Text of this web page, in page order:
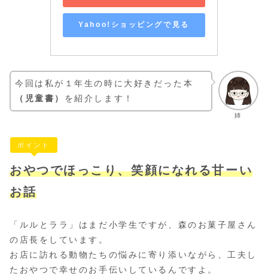
Yahoo!ショッピングで見る
姉
今回は私が１年生の時に大好きだった本
（児童書） を紹介します！
ポイント
おやつでほっこり、笑顔になれる甘ーい
お話
「ルルとララ」はまだ小学生ですが、森のお菓子屋さん
の店長をしています。
お店に訪れる動物たちの悩みに寄り添いながら、工夫し
たおやつで幸せのお手伝いしているんですよ。